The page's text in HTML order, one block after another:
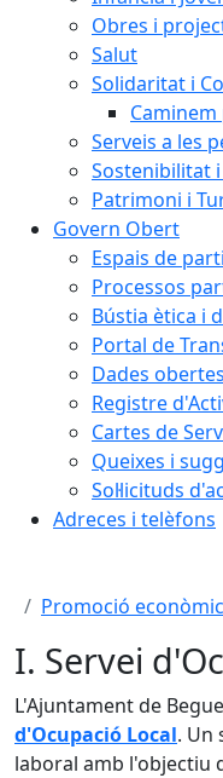
Obres i
Salut
Solidaritat i
Caminem
Serveis a les
Sostenibilitat
Patrimoni i
Govern Obert
Espais de
Processos
Bústia ètica i
Portal de
Dades obertes
Registre
Cartes de
Queixes i
Sol·licituds
Adreces i telèfons
Promoció
I. Servei
L'Ajuntament de
d'Ocupació Local. Un
laboral amb l'objectiu